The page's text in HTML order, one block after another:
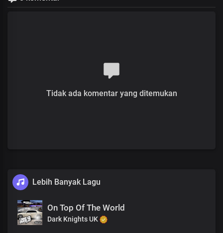
Tidak ada komentar yang ditemukan
Lebih Banyak Lagu
On Top Of The World
Dark Knights UK